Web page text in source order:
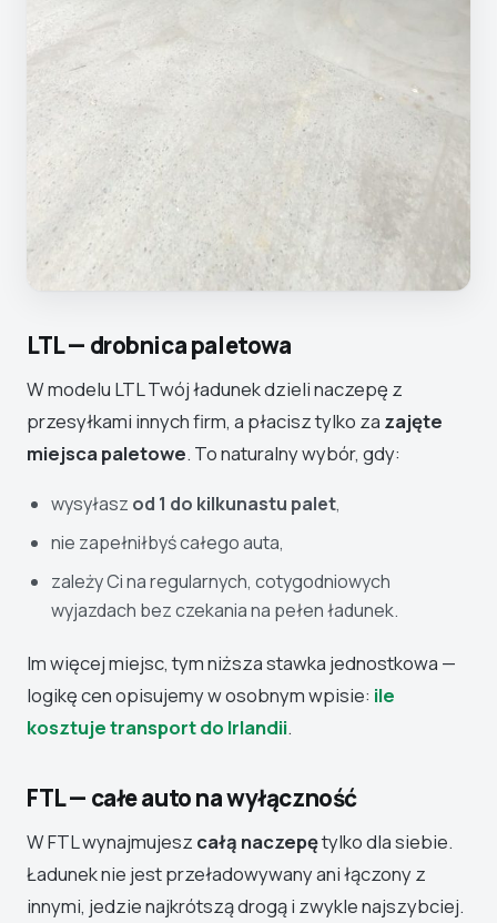
LTL — drobnica paletowa
W modelu LTL Twój ładunek dzieli naczepę z
przesyłkami innych firm, a płacisz tylko za zajęte
miejsca paletowe. To naturalny wybór, gdy:
wysyłasz od 1 do kilkunastu palet,
nie zapełniłbyś całego auta,
zależy Ci na regularnych, cotygodniowych
wyjazdach bez czekania na pełen ładunek.
Im więcej miejsc, tym niższa stawka jednostkowa —
logikę cen opisujemy w osobnym wpisie: ile
kosztuje transport do Irlandii.
FTL — całe auto na wyłączność
W FTL wynajmujesz całą naczepętylko dla siebie.
Ładunek nie jest przeładowywany ani łączony z
innymi, jedzie najkrótszą drogą i zwykle najszybciej.